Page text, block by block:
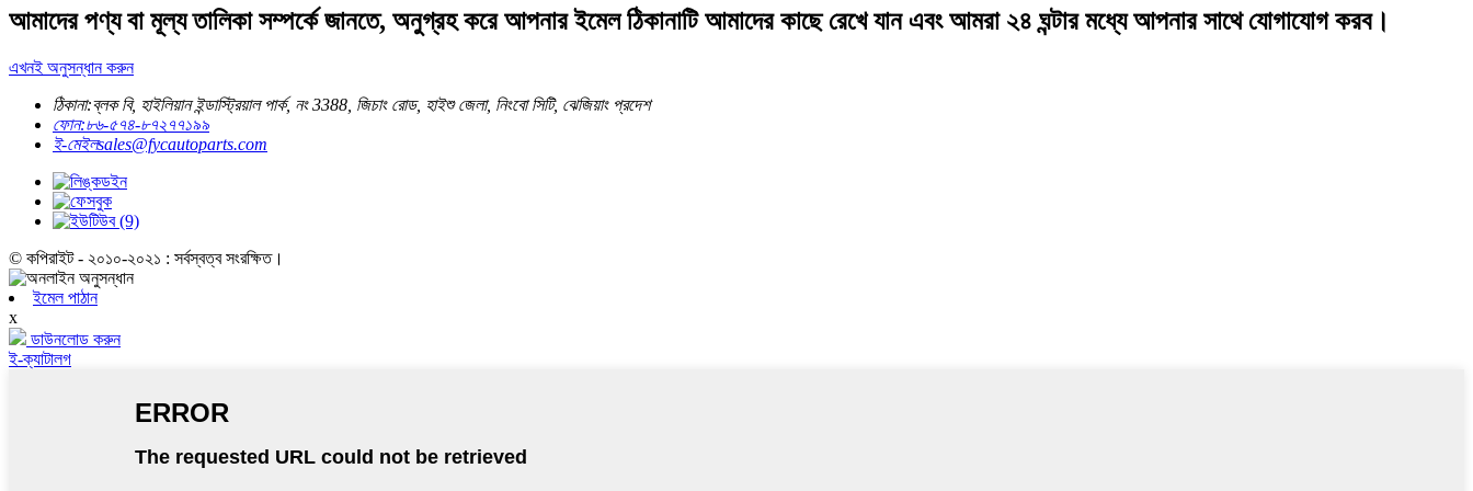
আমাদের পণ্য বা মূল্য তালিকা সম্পর্কে জানতে, অনুগ্রহ করে আপনার ইমেল ঠিকানাটি আমাদের কাছে রেখে যান এবং আমরা ২৪ ঘন্টার মধ্যে আপনার সাথে যোগাযোগ করব।
এখনই অনুসন্ধান করুন
ঠিকানা:ব্লক বি, হাইলিয়ান ইন্ডাস্ট্রিয়াল পার্ক, নং 3388, জিচাং রোড, হাইশু জেলা, নিংবো সিটি, ঝেজিয়াং প্রদেশ
ফোন:৮৬-৫৭৪-৮৭২৭৭১৯৯
ই-মেইলsales@fycautoparts.com
© কপিরাইট - ২০১০-২০২১ : সর্বস্বত্ব সংরক্ষিত।
ইমেল পাঠান
x
ডাউনলোড করুন
ই-ক্যাটালগ